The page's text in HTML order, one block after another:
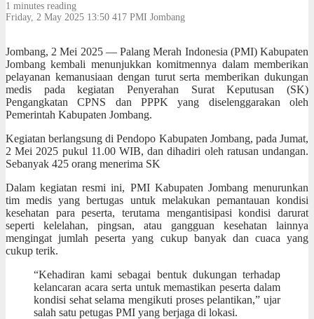
1 minutes reading
Friday, 2 May 2025 13:50 417 PMI Jombang
Jombang, 2 Mei 2025 — Palang Merah Indonesia (PMI) Kabupaten
Jombang kembali menunjukkan komitmennya dalam memberikan
pelayanan kemanusiaan dengan turut serta memberikan dukungan
medis pada kegiatan Penyerahan Surat Keputusan (SK)
Pengangkatan CPNS dan PPPK yang diselenggarakan oleh
Pemerintah Kabupaten Jombang.
Kegiatan berlangsung di Pendopo Kabupaten Jombang, pada Jumat,
2 Mei 2025 pukul 11.00 WIB, dan dihadiri oleh ratusan undangan.
Sebanyak 425 orang menerima SK
Dalam kegiatan resmi ini, PMI Kabupaten Jombang menurunkan
tim medis yang bertugas untuk melakukan pemantauan kondisi
kesehatan para peserta, terutama mengantisipasi kondisi darurat
seperti kelelahan, pingsan, atau gangguan kesehatan lainnya
mengingat jumlah peserta yang cukup banyak dan cuaca yang
cukup terik.
“Kehadiran kami sebagai bentuk dukungan terhadap
kelancaran acara serta untuk memastikan peserta dalam
kondisi sehat selama mengikuti proses pelantikan,” ujar
salah satu petugas PMI yang berjaga di lokasi.